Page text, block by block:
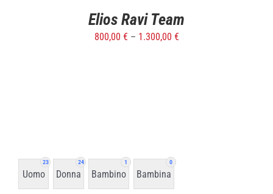
Elios Ravi Team
800,00 € – 1.300,00 €
23
Uomo
24
Donna
1
Bambino
0
Bambina